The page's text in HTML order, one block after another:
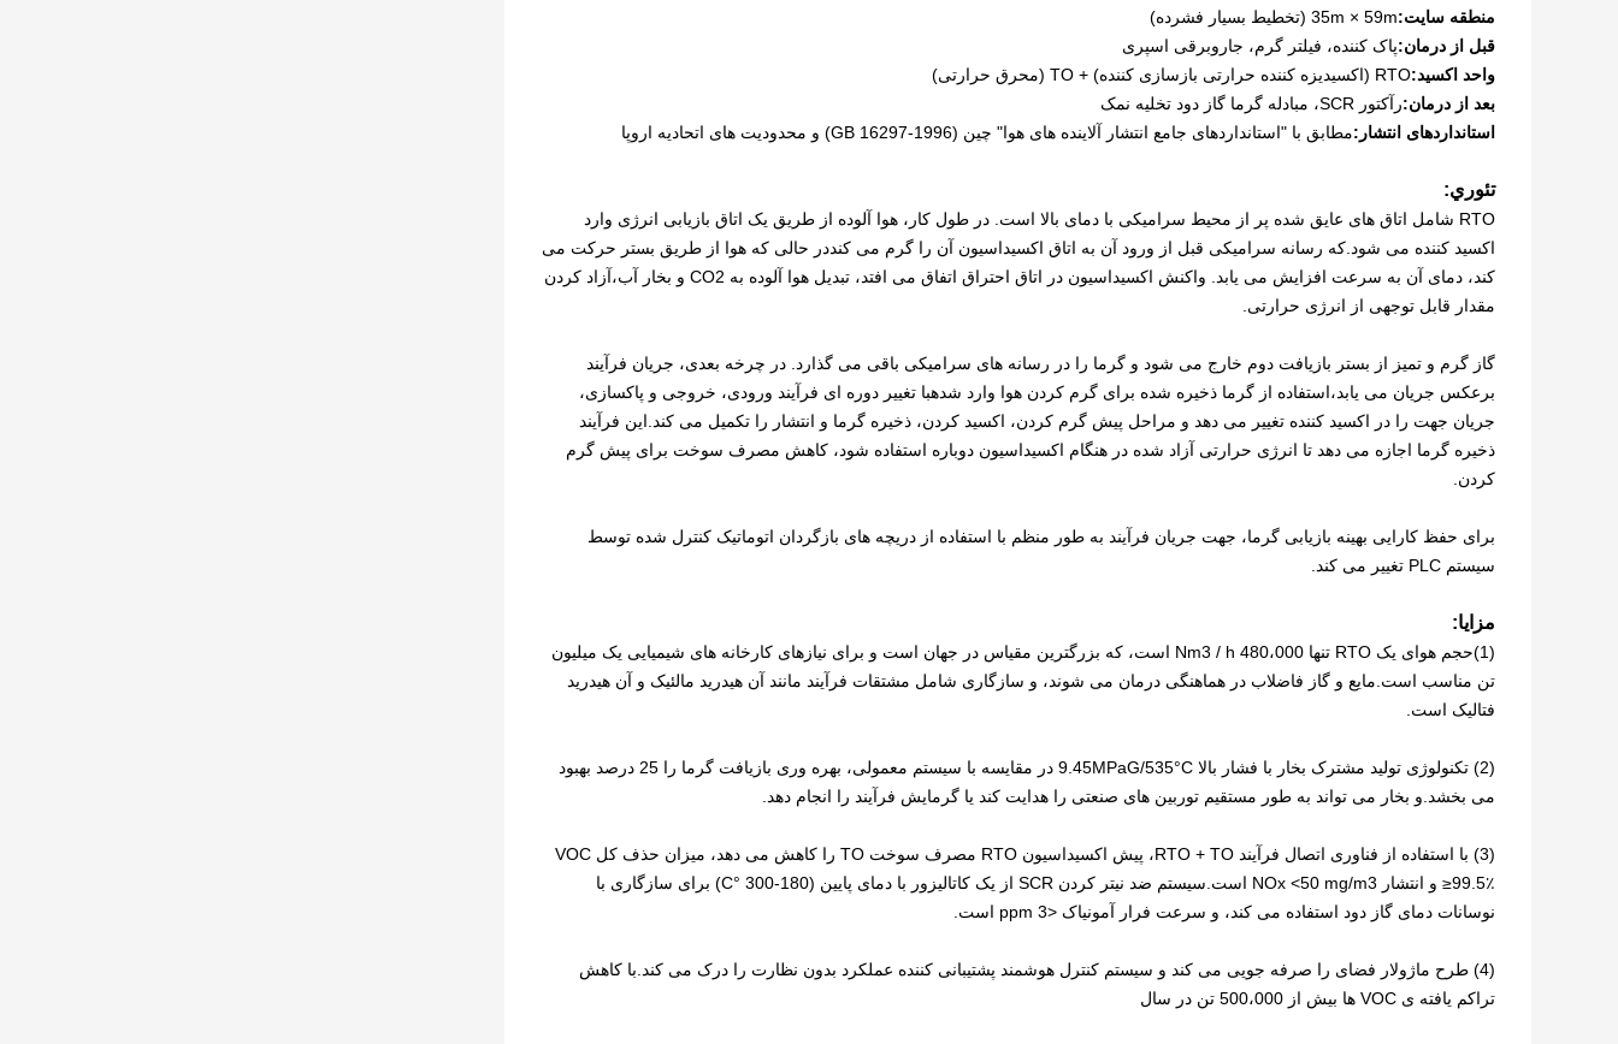
منطقه سایت:35m × 59m (تخطيط بسیار فشرده)
قبل از درمان:پاک کننده، فیلتر گرم، جاروبرقی اسپری
واحد اکسید:RTO (اکسیدیزه کننده حرارتی بازسازی کننده) + TO (محرق حرارتی)
بعد از درمان:رآکتور SCR، مبادله گرما گاز دود تخلیه نمک
استانداردهای انتشار:مطابق با "استانداردهای جامع انتشار آلاینده های هوا" چین (GB 16297-1996) و محدودیت های اتحادیه اروپا
تئوري:
RTO شامل اتاق های عایق شده پر از محیط سرامیکی با دمای بالا است. در طول کار، هوا آلوده از طریق یک اتاق بازیابی انرژی وارد
اکسید کننده می شود.که رسانه سرامیکی قبل از ورود آن به اتاق اکسیداسیون آن را گرم می کنددر حالی که هوا از طریق بستر حرکت می
کند، دمای آن به سرعت افزایش می یابد. واکنش اکسیداسیون در اتاق احتراق اتفاق می افتد، تبدیل هوا آلوده به CO2 و بخار آب،آزاد کردن
مقدار قابل توجهی از انرژی حرارتی.
گاز گرم و تمیز از بستر بازیافت دوم خارج می شود و گرما را در رسانه های سرامیکی باقی می گذارد. در چرخه بعدی، جریان فرآیند
برعکس جریان می یابد،استفاده از گرما ذخیره شده برای گرم کردن هوا وارد شدهبا تغییر دوره ای فرآیند ورودی، خروجی و پاکسازی،
جریان جهت را در اکسید کننده تغییر می دهد و مراحل پیش گرم کردن، اکسید کردن، ذخیره گرما و انتشار را تکمیل می کند.این فرآیند
ذخیره گرما اجازه می دهد تا انرژی حرارتی آزاد شده در هنگام اکسیداسیون دوباره استفاده شود، کاهش مصرف سوخت برای پیش گرم
کردن.
برای حفظ کارایی بهینه بازیابی گرما، جهت جریان فرآیند به طور منظم با استفاده از دریچه های بازگردان اتوماتیک کنترل شده توسط
سیستم PLC تغییر می کند.
مزایا:
(1)
حجم هوای یک RTO تنها 480،000 Nm3 / h است، که بزرگترین مقیاس در جهان است و برای نیازهای کارخانه های شیمیایی یک میلیون
تن مناسب است.مایع و گاز فاضلاب در هماهنگی درمان می شوند، و سازگاری شامل مشتقات فرآیند مانند آن هیدرید مالئیک و آن هیدرید
فتالیک است.
(2) تکنولوژی تولید مشترک بخار با فشار بالا 9.45MPaG/535°C در مقایسه با سیستم معمولی، بهره وری بازیافت گرما را 25 درصد بهبود
می بخشد.و بخار می تواند به طور مستقیم توربین های صنعتی را هدایت کند یا گرمایش فرآیند را انجام دهد.
(3) با استفاده از فناوری اتصال فرآیند RTO + TO، پیش اکسیداسیون RTO مصرف سوخت TO را کاهش می دهد، میزان حذف کل VOC
≥99.5٪ و انتشار NOx <50 mg/m3 است.سیستم ضد نیتر کردن SCR از یک کاتالیزور با دمای پایین (180-300 °C) برای سازگاری با
نوسانات دمای گاز دود استفاده می کند، و سرعت فرار آمونیاک <3 ppm است.
(4) طرح ماژولار فضای را صرفه جویی می کند و سیستم کنترل هوشمند پشتیبانی کننده عملکرد بدون نظارت را درک می کند.با کاهش
تراکم یافته ی VOC ها بیش از 500،000 تن در سال